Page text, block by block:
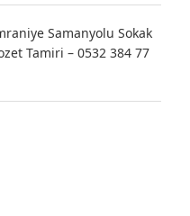
Samanyolu Sokak
Tamiri – 0532 384 77